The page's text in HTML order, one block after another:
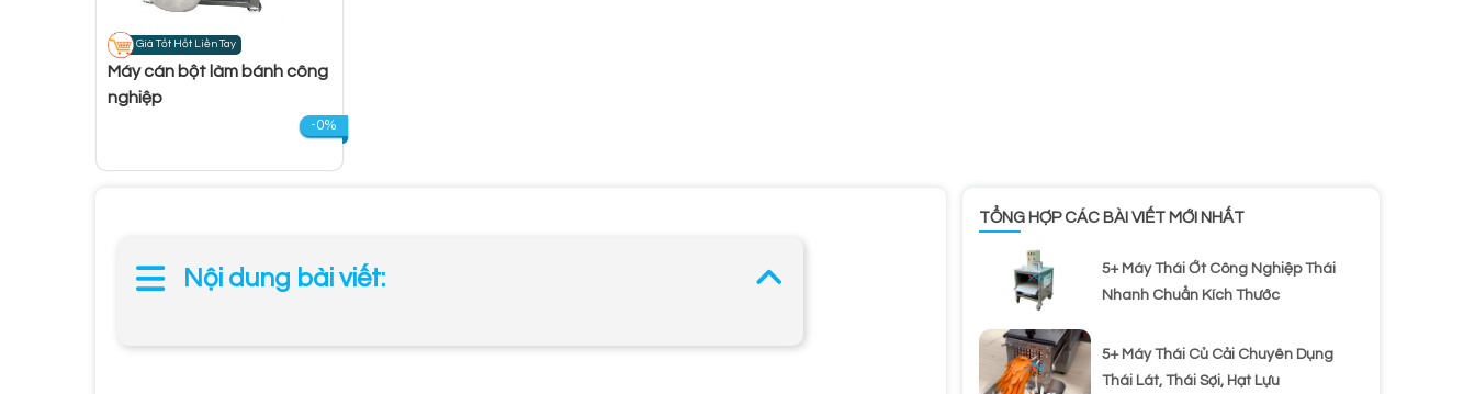
Giá Tốt Hốt Liền Tay
Máy cán bột làm bánh công
nghiệp
-0%
Nội dung bài viết:
TỔNG HỢP CÁC BÀI VIẾT MỚI NHẤT
5+ Máy Thái Ớt Công Nghiệp Thái
Nhanh Chuẩn Kích Thước
5+ Máy Thái Củ Cải Chuyên Dụng
Thái Lát, Thái Sợi, Hạt Lựu